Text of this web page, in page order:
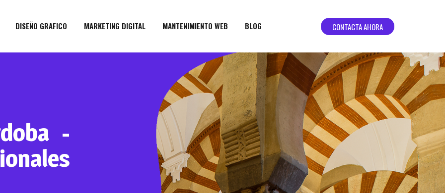
DISEÑO GRAFICO MARKETING DIGITAL MANTENIMIENTO WEB BLOG CONTACTA AHORA
-